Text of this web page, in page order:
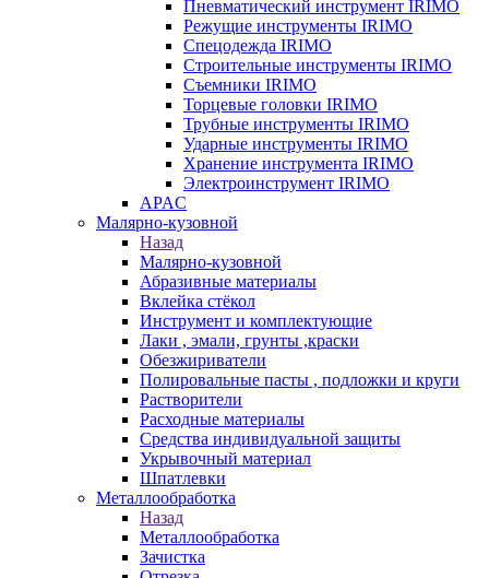
Пневматический инструмент IRIMO
Режущие инструменты IRIMO
Спецодежда IRIMO
Строительные инструменты IRIMO
Съемники IRIMO
Торцевые головки IRIMO
Трубные инструменты IRIMO
Ударные инструменты IRIMO
Хранение инструмента IRIMO
Электроинструмент IRIMO
APAC
Малярно-кузовной
Назад
Малярно-кузовной
Абразивные материалы
Вклейка стёкол
Инструмент и комплектующие
Лаки , эмали, грунты ,краски
Обезжириватели
Полировальные пасты , подложки и круги
Растворители
Расходные материалы
Средства индивидуальной защиты
Укрывочный материал
Шпатлевки
Металлообработка
Назад
Металлообработка
Зачистка